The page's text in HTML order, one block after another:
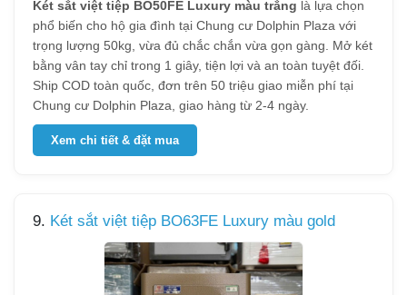
Két sắt việt tiệp BO50FE Luxury màu trắng là lựa chọn
phổ biến cho hộ gia đình tại Chung cư Dolphin Plaza với
trọng lượng 50kg, vừa đủ chắc chắn vừa gọn gàng. Mở két
bằng vân tay chỉ trong 1 giây, tiện lợi và an toàn tuyệt đối.
Ship COD toàn quốc, đơn trên 50 triệu giao miễn phí tại
Chung cư Dolphin Plaza, giao hàng từ 2-4 ngày.
Xem chi tiết & đặt mua
9. Két sắt việt tiệp BO63FE Luxury màu gold